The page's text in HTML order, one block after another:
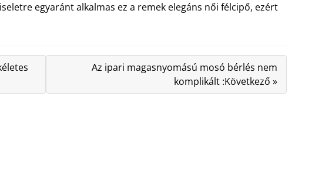
egyaránt alkalmas ez a remek elegáns női félcipő, ezért
Az ipari magasnyomású mosó bérlés nem
komplikált :Következő »